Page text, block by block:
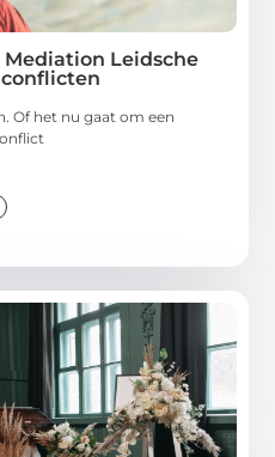
Leidsche
Of het nu gaat om een